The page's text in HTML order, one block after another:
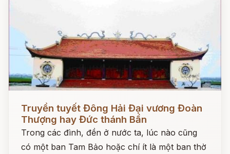
Đọc ngay
Truyền tuyết Đông Hải Đại vương Đoàn
Thượng hay Đức thánh Bần
Trong các đình, đền ở nước ta, lúc nào cũng
có một ban Tam Bảo hoặc chí ít là một ban thờ